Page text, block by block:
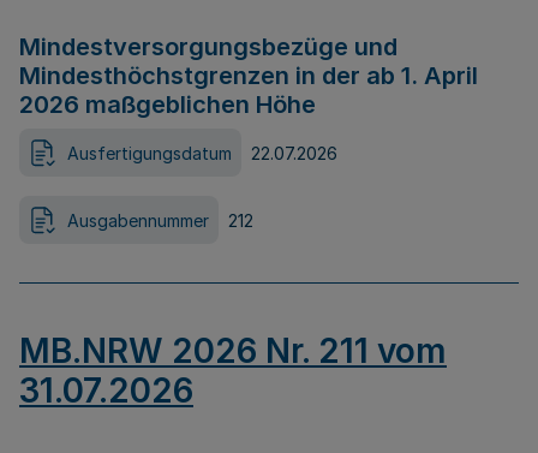
Mindestversorgungsbezüge und
Mindesthöchstgrenzen in der ab 1. April
2026 maßgeblichen Höhe
Ausfertigungsdatum 22.07.2026
Ausgabennummer 212
MB.NRW 2026 Nr. 211 vom
31.07.2026